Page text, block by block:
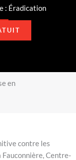
: Éradication
en
contre les
Fauconnière, Centre-